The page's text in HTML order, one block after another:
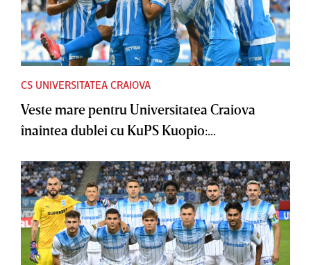
CS UNIVERSITATEA CRAIOVA
Veste mare pentru Universitatea Craiova
înaintea dublei cu KuPS Kuopio:...